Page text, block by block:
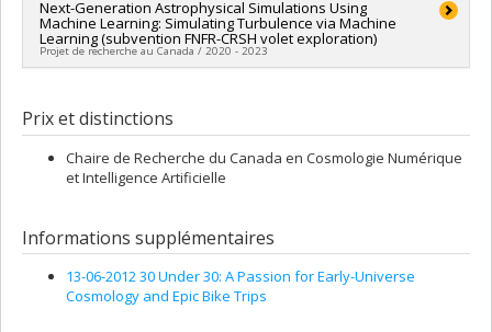
Co-chercheurs :Marie-Josée Hébert,Laurence Perreault-
Levasseur
Sources de financement :CRSH/Conseil de recherches en
sciences humaines du Canada
Next-Generation Astrophysical Simulations Using
Machine Learning: Simulating Turbulence via Machine
Learning (subvention FNFR-CRSH volet exploration)
Projet de recherche au Canada / 2020 - 2023
Co-chercheurs : Laurence Perreault-Levasseur
Sources de financement :CRSH/Conseil de recherches en
sciences humaines du Canada
Programmes de subvention :
PVXXXXXX-Fonds Nouvelles
frontières en recherche - Exploration
Prix et distinctions
Chaire de Recherche du Canada en Cosmologie Numérique
et Intelligence Artificielle
Informations supplémentaires
13-06-2012 30 Under 30: A Passion for Early-Universe
Cosmology and Epic Bike Trips